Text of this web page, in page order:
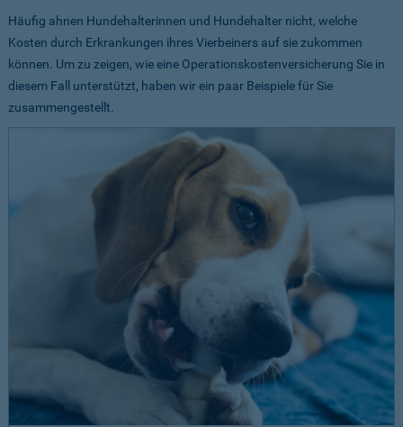
Häufig ahnen Hundehalterinnen und Hundehalter nicht, welche
Kosten durch Erkrankungen ihres Vierbeiners auf sie zukommen
können. Um zu zeigen, wie eine Operationskostenversicherung Sie in
diesem Fall unterstützt, haben wir ein paar Beispiele für Sie
zusammengestellt.